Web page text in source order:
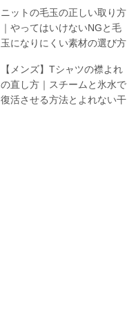
ニットの毛玉の正しい取り方
｜やってはいけないNGと毛
玉になりにくい素材の選び方
【メンズ】Tシャツの襟よれ
の直し方｜スチームと氷水で
復活させる方法とよれない干